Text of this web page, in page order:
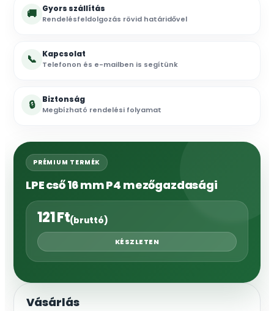
🚚 Gyors szállítás
Rendelésfeldolgozás rövid határidővel
📞 Kapcsolat
Telefonon és e-mailben is segítünk
🔒 Biztonság
Megbízható rendelési folyamat
PRÉMIUM TERMÉK
LPE cső 16 mm P4 mezőgazdasági
121Ft(bruttó)
KÉSZLETEN
Vásárlás